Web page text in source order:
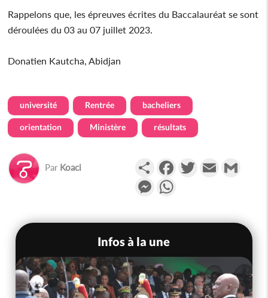
Rappelons que, les épreuves écrites du Baccalauréat se sont
déroulées du 03 au 07 juillet 2023.
Donatien Kautcha, Abidjan
université Rentrée bacheliers
orientation Ministère résultats
Par Koaci PartagerFacebookTwitterEmail
Messenger
Infos à la une